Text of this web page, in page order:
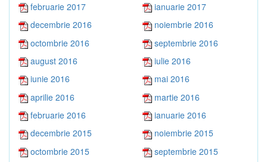
februarie 2017
ianuarie 2017
decembrie 2016
noiembrie 2016
octombrie 2016
septembrie 2016
august 2016
iulie 2016
iunie 2016
mai 2016
aprilie 2016
martie 2016
februarie 2016
ianuarie 2016
decembrie 2015
noiembrie 2015
octombrie 2015
septembrie 2015